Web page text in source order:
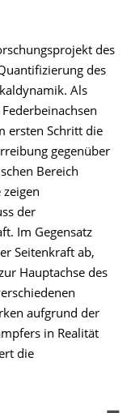
des
des
Als
ersten Schritt die
gegenüber
Bereich
der
Im Gegensatz
Seitenkraft ab,
Hauptachse des
aufgrund der
in Realität
die